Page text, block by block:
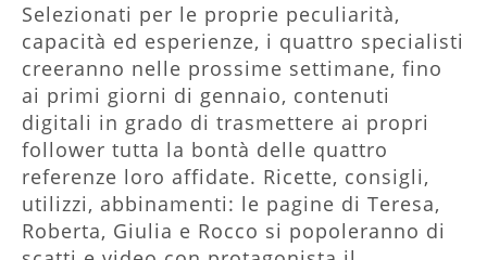
Selezionati per le proprie peculiarità,
capacità ed esperienze, i quattro specialisti
creeranno nelle prossime settimane, fino
ai primi giorni di gennaio, contenuti
digitali in grado di trasmettere ai propri
follower tutta la bontà delle quattro
referenze loro affidate. Ricette, consigli,
utilizzi, abbinamenti: le pagine di Teresa,
Roberta, Giulia e Rocco si popoleranno di